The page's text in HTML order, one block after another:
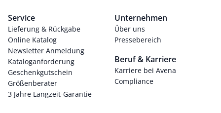
Service
Lieferung & Rückgabe
Online Katalog
Newsletter Anmeldung
Kataloganforderung
Geschenkgutschein
Größenberater
3 Jahre Langzeit-Garantie
Unternehmen
Über uns
Pressebereich
Beruf & Karriere
Karriere bei Avena
Compliance